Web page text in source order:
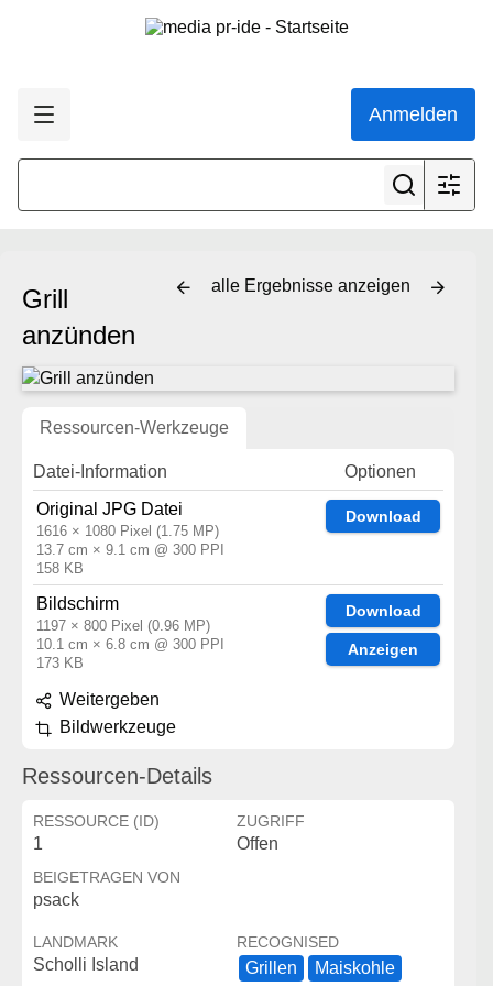
Anmelden
alle Ergebnisse anzeigen
Grill
anzünden
Ressourcen-Werkzeuge
Datei-Information
Optionen
Original JPG Datei
1616 × 1080 Pixel (1.75 MP)
13.7 cm × 9.1 cm @ 300 PPI
158 KB
Download
Bildschirm
1197 × 800 Pixel (0.96 MP)
10.1 cm × 6.8 cm @ 300 PPI
173 KB
Download
Anzeigen
Weitergeben
Bildwerkzeuge
Ressourcen-Details
RESSOURCE (ID)
1
ZUGRIFF
Offen
BEIGETRAGEN VON
psack
LANDMARK
Scholli Island
RECOGNISED
Grillen Maiskohle